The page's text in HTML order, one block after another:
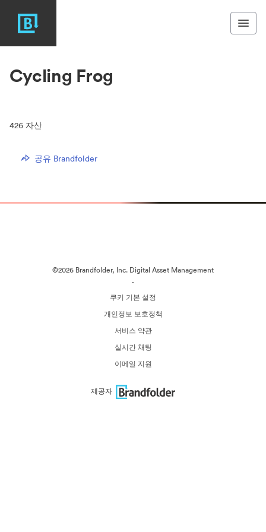
Cycling Frog
426 자산
공유 Brandfolder
©2026 Brandfolder, Inc. Digital Asset Management
·
쿠키 기본 설정
개인정보 보호정책
서비스 약관
실시간 채팅
이메일 지원
제공자